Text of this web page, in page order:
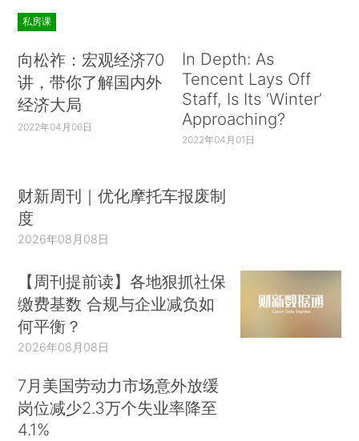
私房课
向松祚：宏观经济70
讲，带你了解国内外
经济大局
2022年04月06日
In Depth: As
Tencent Lays Off
Staff, Is Its ‘Winter’
Approaching?
2022年04月01日
财新周刊｜优化摩托车报废制
度
2026年08月08日
【周刊提前读】各地狠抓社保
缴费基数 合规与企业减负如
何平衡？
2026年08月08日
7月美国劳动力市场意外放缓
岗位减少2.3万个失业率降至
4.1%